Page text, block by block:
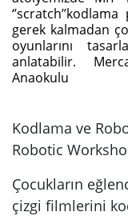
gerek kalmadan
oyunlarını
anlatabilir.
Anaokulu
Kodlama ve
Robotic
Çocukların
çizgi filmlerini